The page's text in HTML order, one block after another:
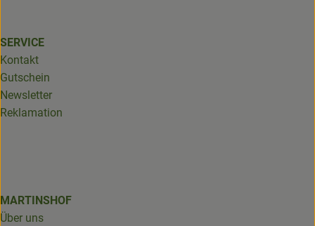
SERVICE
Kontakt
Gutschein
Newsletter
Reklamation
MARTINSHOF
Über uns